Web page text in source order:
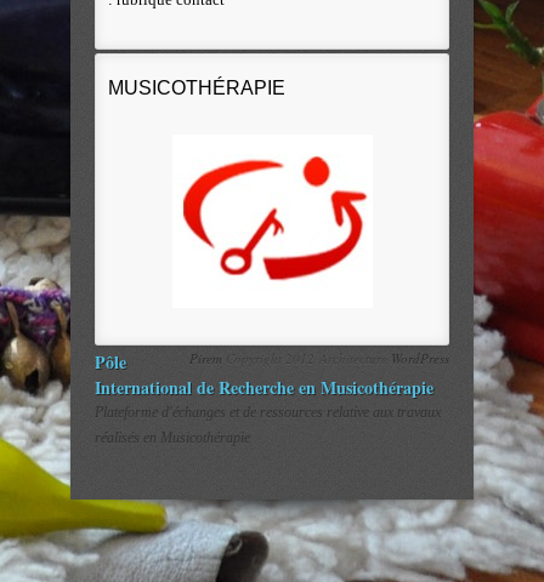
MUSICOTHÉRAPIE
Pirem Copyright 2012 Architecture WordPress
Pôle
International de Recherche en Musicothérapie
Plateforme d'échanges et de ressources relative aux travaux
réalisés en Musicothérapie